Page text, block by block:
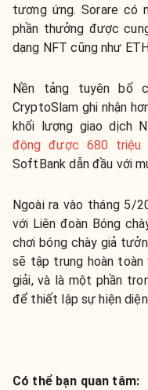
tương ứng. Sorare có
phần thưởng được
dạng NFT cũng như
Nền tảng tuyên bố
CryptoSlam ghi nhận
khối lượng giao dịch
động được 680 triệu
SoftBank dẫn đầu với
Ngoài ra vào tháng 5/
với Liên đoàn Bóng
chơi bóng chày giả
sẽ tập trung hoàn toàn
giải, và là một phần
để thiết lập sự hiện
Có thể bạn quan tâm: